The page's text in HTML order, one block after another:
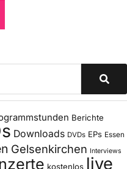
Berichte
Downloads DVDs EPs Essen
Gelsenkirchen Interviews
kostenlos live